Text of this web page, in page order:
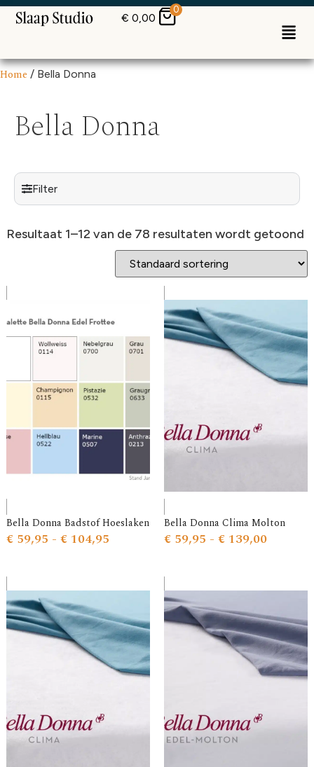
€ 0,00
0
Home / Bella Donna
Bella Donna
Filter
Resultaat 1–12 van de 78 resultaten wordt getoond
Bella Donna Badstof Hoeslaken
€59,95 - €104,95
Bella Donna Clima Molton
€ 59,95 - € 139,00